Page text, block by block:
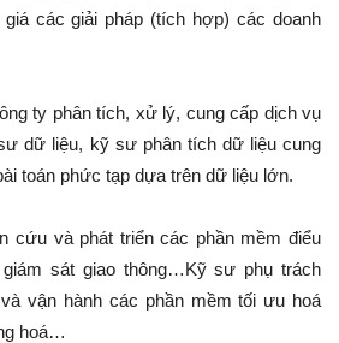
các giải pháp (tích hợp) các doanh
ty phân tích, xử lý, cung cấp dịch vụ
dữ liệu, kỹ sư phân tích dữ liệu cung
toán phức tạp dựa trên dữ liệu lớn.
cứu và phát triển các phần mềm điểu
sát giao thông…Kỹ sư phụ trách
vận hành các phần mềm tối ưu hoá
hoá…